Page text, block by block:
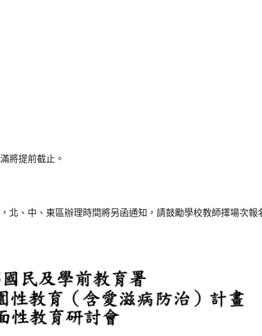
將提前截止。
、中、東區辦理時間將另函通知，請鼓勵學校教師擇場次報